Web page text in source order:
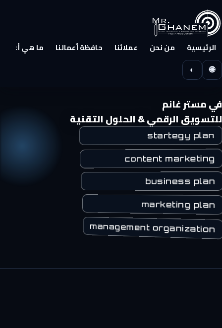
الرئيسية من نحن عملائنا حافظة أعمالنا ما هي
🌐
◐
في مستر غانم
للتسويق الرقمي & الحلول التقنية
startegy plan
content marketing
business plan
marketing plan
management organization